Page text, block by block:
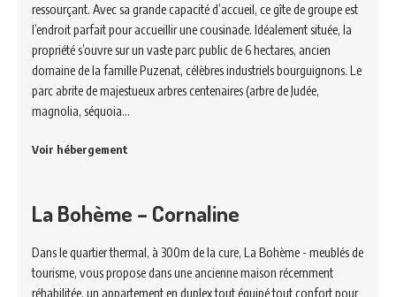
ressourçant. Avec sa grande capacité d’accueil, ce gîte de groupe est
l’endroit parfait pour accueillir une cousinade. Idéalement située, la
propriété s’ouvre sur un vaste parc public de 6 hectares, ancien
domaine de la famille Puzenat, célèbres industriels bourguignons. Le
parc abrite de majestueux arbres centenaires (arbre de Judée,
magnolia, séquoia…
Voir hébergement
La Bohème – Cornaline
Dans le quartier thermal, à 300m de la cure, La Bohème - meublés de
tourisme, vous propose dans une ancienne maison récemment
réhabilitée, un appartement en duplex tout équipé tout confort pour